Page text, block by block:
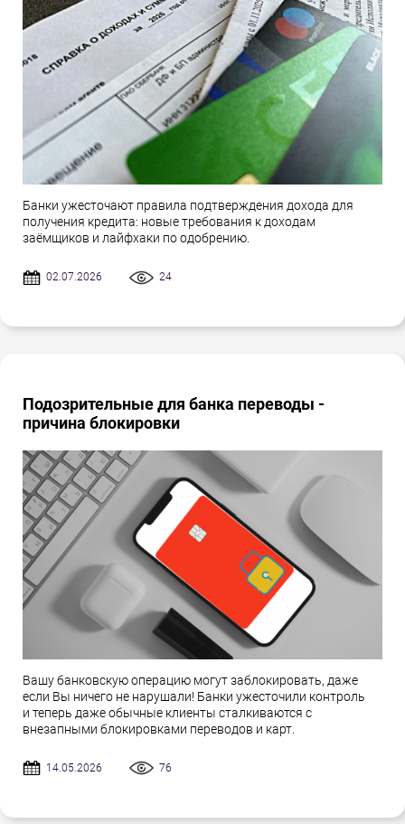
Банки ужесточают правила подтверждения дохода для
получения кредита: новые требования к доходам
заёмщиков и лайфхаки по одобрению.
02.07.2026 24
Подозрительные для банка переводы -
причина блокировки
Вашу банковскую операцию могут заблокировать, даже
если Вы ничего не нарушали! Банки ужесточили контроль
и теперь даже обычные клиенты сталкиваются с
внезапными блокировками переводов и карт.
14.05.2026 76